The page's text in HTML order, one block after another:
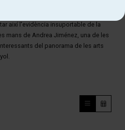
caòtic i imprevisible. Un intent
així l'evidència insuportable de la
mans de Andrea Jiménez, una de les
del panorama de les arts